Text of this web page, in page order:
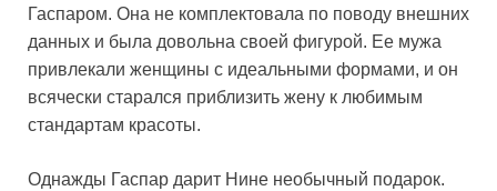
Гаспаром. Она не комплектовала по поводу внешних
данных и была довольна своей фигурой. Ее мужа
привлекали женщины с идеальными формами, и он
всячески старался приблизить жену к любимым
стандартам красоты.
Однажды Гаспар дарит Нине необычный подарок.